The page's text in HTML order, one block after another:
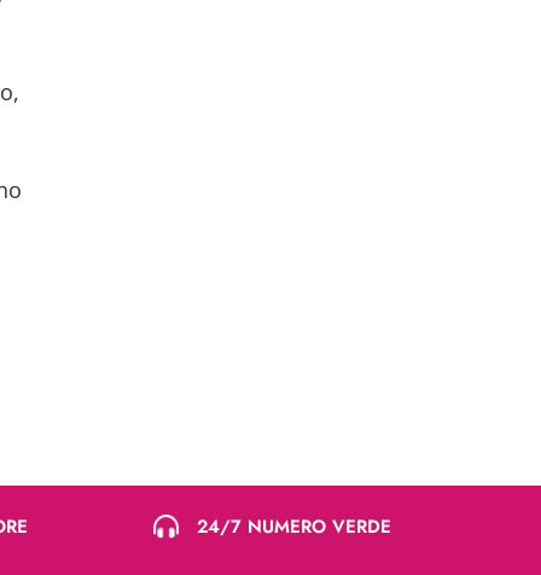
24/7 NUMERO VERDE